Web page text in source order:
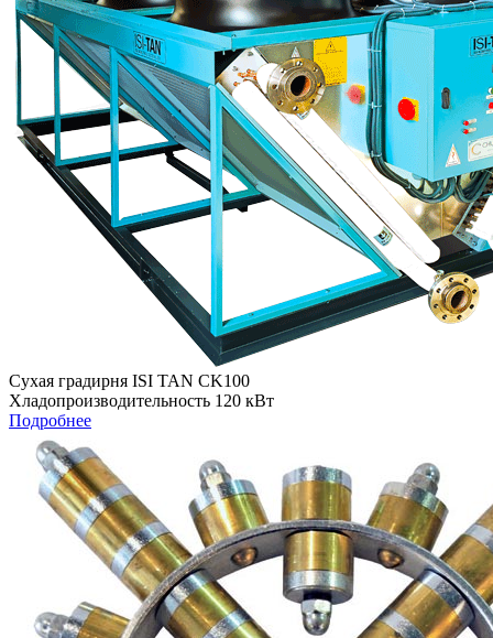
Сухая градирня ISI TAN CK100
Хладопроизводительность 120 кВт
Подробнее